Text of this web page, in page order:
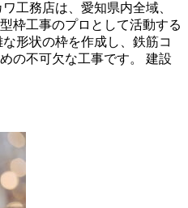
工務店は、愛知県内全域、
枠工事のプロとして活動する
形状の枠を作成し、鉄筋コ
の不可欠な工事です。 建設